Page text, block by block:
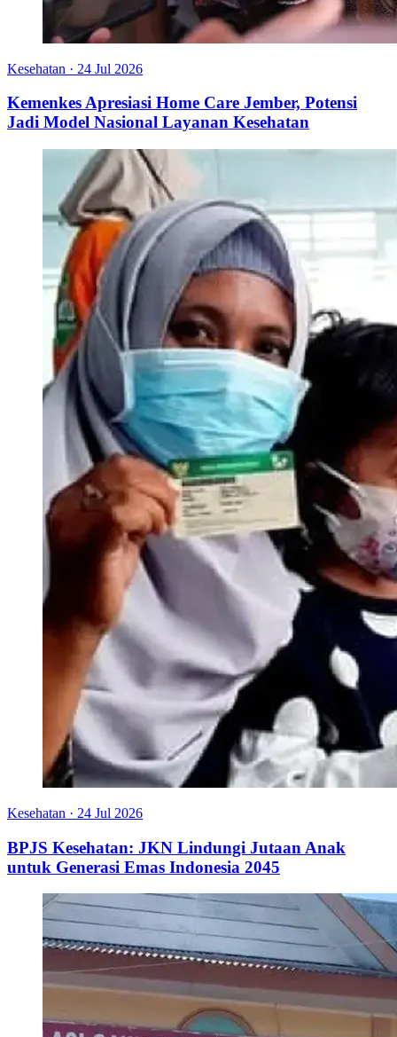
Kesehatan · 24 Jul 2026
Kemenkes Apresiasi Home Care Jember, Potensi
Jadi Model Nasional Layanan Kesehatan
Kesehatan · 24 Jul 2026
BPJS Kesehatan: JKN Lindungi Jutaan Anak
untuk Generasi Emas Indonesia 2045